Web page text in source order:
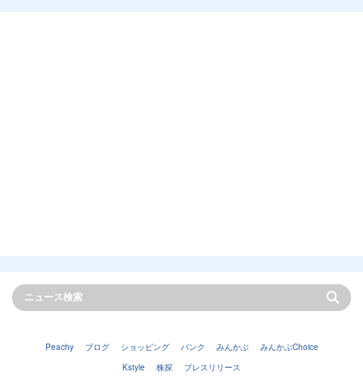
Peachy ブログ ショッピング バンク みんかぶ
みんかぶChoice
Kstyle
株探 プレスリリース